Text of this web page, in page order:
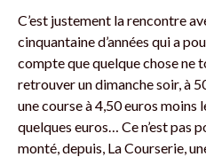
C’est justement la rencontre
cinquantaine d’années qui a
compte que quelque chose ne
retrouver un dimanche soir, à
une course à 4,50 euros moins
quelques euros… Ce n’est pas
monté, depuis, La Courserie,